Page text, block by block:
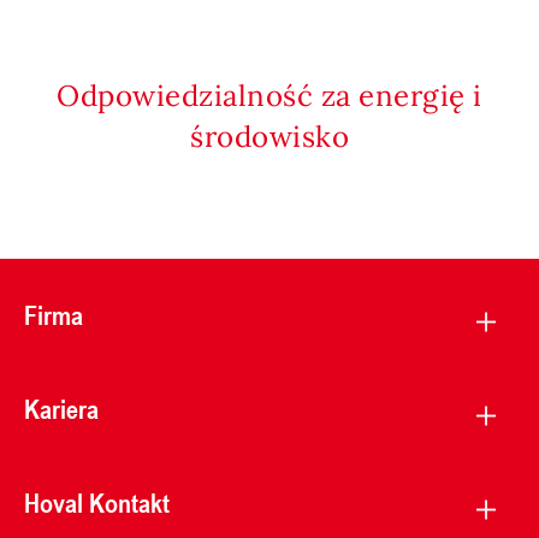
Odpowiedzialność za energię i
środowisko
Firma
Kariera
Hoval Kontakt